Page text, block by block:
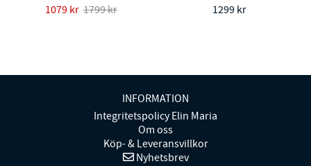
1079 kr 1799 kr 1299 kr
INFORMATION
Integritetspolicy Elin Maria
Om oss
Köp- & Leveransvillkor
Nyhetsbrev